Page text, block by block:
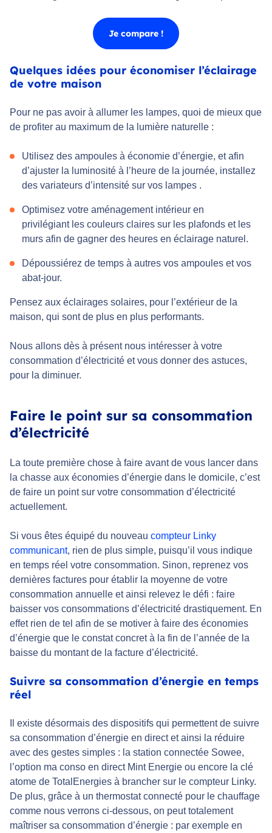
Je compare !
Quelques idées pour économiser l’éclairage
de votre maison
Pour ne pas avoir à allumer les lampes, quoi de mieux que
de profiter au maximum de la lumière naturelle :
Utilisez des ampoules à économie d’énergie, et afin
d’ajuster la luminosité à l’heure de la journée, installez
des variateurs d’intensité sur vos lampes .
Optimisez votre aménagement intérieur en
privilégiant les couleurs claires sur les plafonds et les
murs afin de gagner des heures en éclairage naturel.
Dépoussiérez de temps à autres vos ampoules et vos
abat-jour.
Pensez aux éclairages solaires, pour l’extérieur de la
maison, qui sont de plus en plus performants.
Nous allons dès à présent nous intéresser à votre
consommation d’électricité et vous donner des astuces,
pour la diminuer.
Faire le point sur sa consommation
d’électricité
La toute première chose à faire avant de vous lancer dans
la chasse aux économies d’énergie dans le domicile, c’est
de faire un point sur votre consommation d’électricité
actuellement.
Si vous êtes équipé du nouveau compteur Linky
communicant, rien de plus simple, puisqu’il vous indique
en temps réel votre consommation. Sinon, reprenez vos
dernières factures pour établir la moyenne de votre
consommation annuelle et ainsi relevez le défi : faire
baisser vos consommations d’électricité drastiquement. En
effet rien de tel afin de se motiver à faire des économies
d’énergie que le constat concret à la fin de l’année de la
baisse du montant de la facture d’électricité.
Suivre sa consommation d’énergie en temps
réel
Il existe désormais des dispositifs qui permettent de suivre
sa consommation d’énergie en direct et ainsi la réduire
avec des gestes simples : la station connectée Sowee,
l’option ma conso en direct Mint Energie ou encore la clé
atome de TotalEnergies à brancher sur le compteur Linky.
De plus, grâce à un thermostat connecté pour le chauffage
comme nous verrons ci-dessous, on peut totalement
maîtriser sa consommation d’énergie : par exemple en